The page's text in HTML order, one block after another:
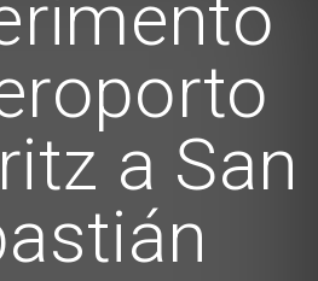
a San